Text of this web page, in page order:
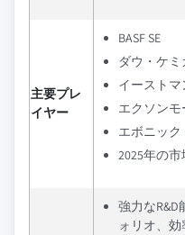
主要プレ
イヤー
BASF SE
ダウ・ケ
イースト
エクソン
エボニック
2025年の
強力な
ォリオ、